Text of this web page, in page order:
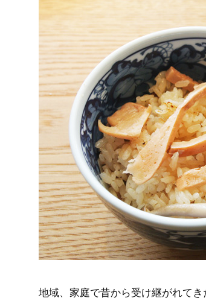
地域、家庭で昔から受け継がれてき